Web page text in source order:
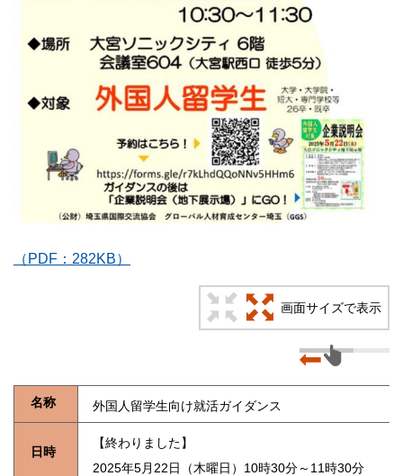
（PDF：282KB）
画面サイズで表示
名称 外国人留学生向け就活ガイダンス
日時
【終わりました】
2025年5月22日（木曜日）10時30分～11時30分